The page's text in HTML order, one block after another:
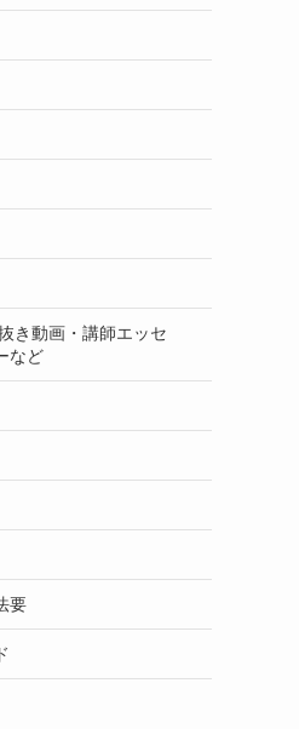
き動画・講師エッセ
など
要